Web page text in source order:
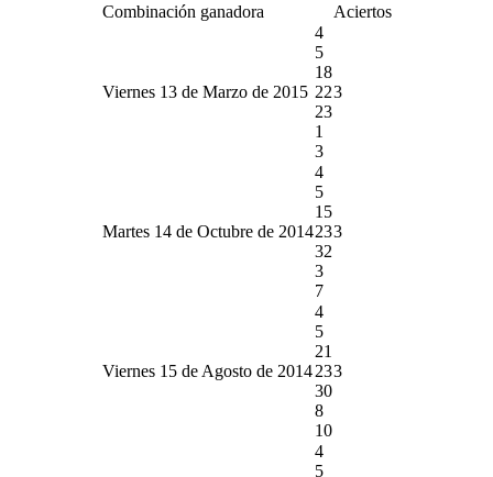
Combinación ganadora Aciertos
Viernes 13 de Marzo de 2015
4
5
18
22
23
1
3
3
Martes 14 de Octubre de 2014
4
5
15
23
32
3
7
3
Viernes 15 de Agosto de 2014
4
5
21
23
30
8
10
3
4
5